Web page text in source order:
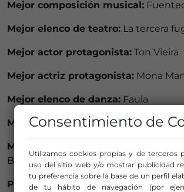
Mejor composición musical:
Mejor elenco de teatro: La tercera
Mejor actor protagonista: Ton Vieira
Mejor actriz protagonista: Mona
Mejor elenco de danza: Faula
Mejor intérprete femenina de
Mejor intérprete masculino de
Berlanga
Premio especial Aplauso:Sara Baras
Consentimiento de
Utilizamos cookies propias y de terceros
uso del sitio web y/o mostrar publicidad
tu preferencia sobre la base de un perfil
de tu hábito de navegación (por